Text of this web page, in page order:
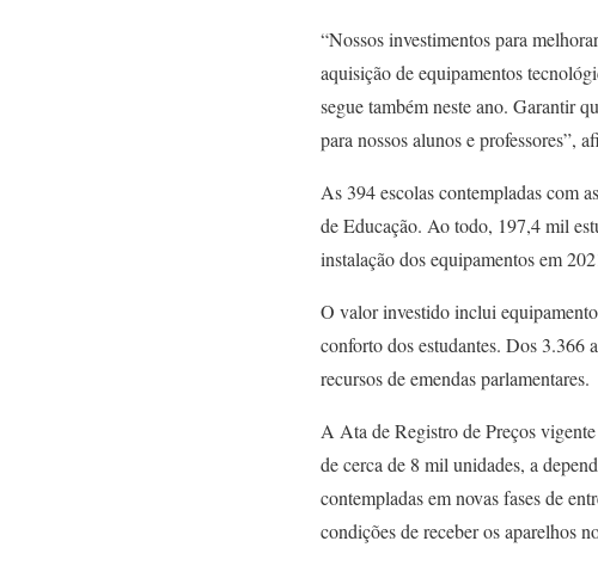
“Nossos investimentos para
aquisição de equipamentos
segue também neste ano. Garantir
para nossos alunos e professores”,
As 394 escolas contempladas com
de Educação. Ao todo, 197,4 mil
instalação dos equipamentos em
O valor investido inclui
conforto dos estudantes. Dos
recursos de emendas parlamentares.
A Ata de Registro de Preços
de cerca de 8 mil unidades, a
contempladas em novas fases de
condições de receber os aparelhos